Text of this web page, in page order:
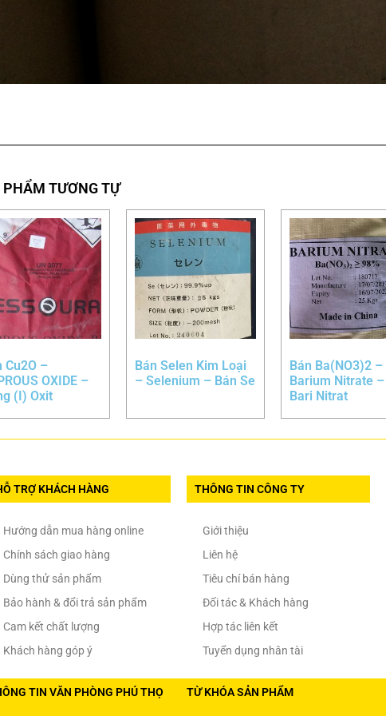
PHẨM TƯƠNG TỰ
Cu2O –
OXIDE –
(I) Oxit
Bán Selen Kim Loại
– Selenium – Bán Se
Bán Ba(NO3)2 –
Barium Nitrate –
Bari Nitrat
TRỢ KHÁCH HÀNG
Hướng dẫn mua hàng online
Chính sách giao hàng
Dùng thử sản phẩm
Bảo hành & đổi trả sản phẩm
Cam kết chất lượng
Khách hàng góp ý
THÔNG TIN CÔNG TY
Giới thiệu
Liên hệ
Tiêu chí bán hàng
Đối tác & Khách hàng
Hợp tác liên kết
Tuyển dụng nhân tài
TIN VĂN PHÒNG PHÚ THỌ TỪ KHÓA SẢN PHẨM